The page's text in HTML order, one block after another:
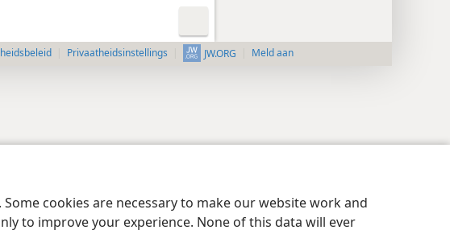
cookies are necessary to make our website work and
to improve your experience. None of this data will ever
Privaatheidsinstellings JW.ORG Meld aan